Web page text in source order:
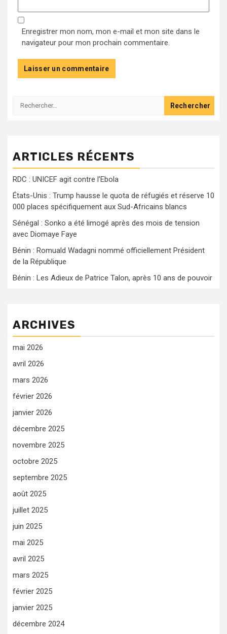
Enregistrer mon nom, mon e-mail et mon site dans le
navigateur pour mon prochain commentaire.
Rechercher :
ARTICLES RÉCENTS
RDC : UNICEF agit contre l’Ebola
États-Unis : Trump hausse le quota de réfugiés et réserve 10
000 places spécifiquement aux Sud-Africains blancs
Sénégal : Sonko a été limogé après des mois de tension
avec Diomaye Faye
Bénin : Romuald Wadagni nommé officiellement Président
de la République
Bénin : Les Adieux de Patrice Talon, après 10 ans de pouvoir
ARCHIVES
mai 2026
avril 2026
mars 2026
février 2026
janvier 2026
décembre 2025
novembre 2025
octobre 2025
septembre 2025
août 2025
juillet 2025
juin 2025
mai 2025
avril 2025
mars 2025
février 2025
janvier 2025
décembre 2024